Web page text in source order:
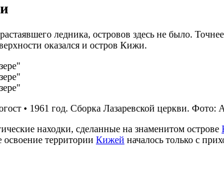
растаявшего ледника, островов здесь не было.
оказался и остров Кижи.
• 1961 год. Сборка Лазаревской церкви. Фото:
находки, сделанные на знаменитом острове
территории Кижей началось только с